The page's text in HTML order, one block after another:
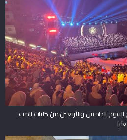
الخامس والأربعين من كليات الطب